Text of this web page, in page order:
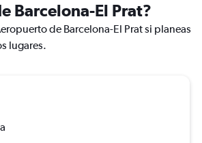
Barcelona-El Prat?
de Barcelona-El Prat si planeas
lugares.